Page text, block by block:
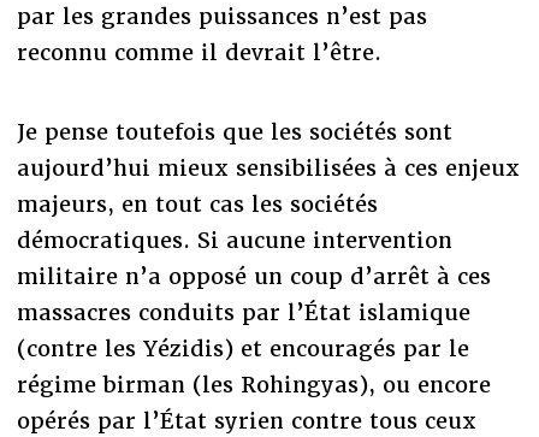
par les grandes puissances n’est pas
reconnu comme il devrait l’être.
Je pense toutefois que les sociétés sont
aujourd’hui mieux sensibilisées à ces enjeux
majeurs, en tout cas les sociétés
démocratiques. Si aucune intervention
militaire n’a opposé un coup d’arrêt à ces
massacres conduits par l’État islamique
(contre les Yézidis) et encouragés par le
régime birman (les Rohingyas), ou encore
opérés par l’État syrien contre tous ceux